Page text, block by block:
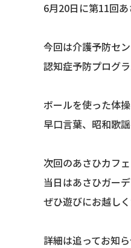
6月20日に第11回
今回は介護予防セ
認知症予防プログ
ボールを使った体
早口言葉、昭和歌
次回のあさひカフ
当日はあさひガー
ぜひ遊びにお越し
詳細は追ってお知